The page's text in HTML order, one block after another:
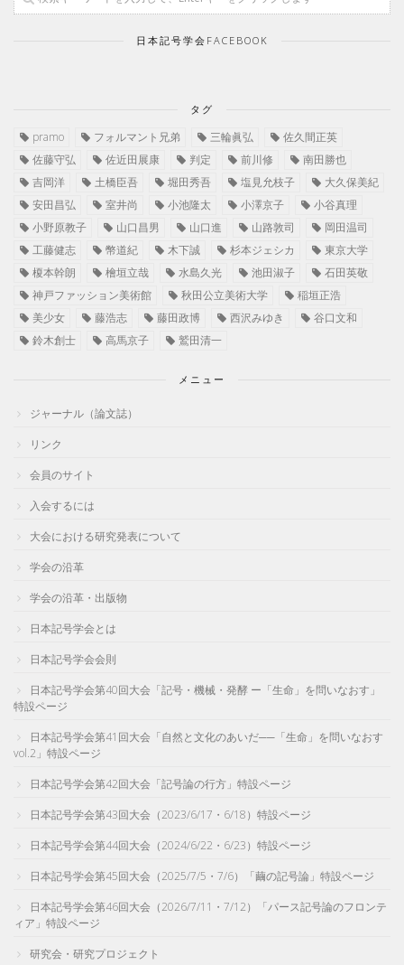
日本記号学会FACEBOOK
タグ
pramo フォルマント兄弟 三輪眞弘
佐久間正英
佐藤守弘
佐近田展康 判定 前川修
南田勝也
吉岡洋
土橋臣吾 堀田秀吾 塩見允枝子
大久保美紀
安田昌弘
室井尚 小池隆太 小澤京子
小谷真理
小野原教子
山口昌男 山口進 山路敦司
岡田温司
工藤健志
幣道紀 木下誠 杉本ジェシカ
東京大学
榎本幹朗
檜垣立哉 水島久光 池田淑子
石田英敬
神戸ファッション美術館
秋田公立美術大学
稲垣正浩
美少女
藤浩志 藤田政博 西沢みゆき
谷口文和
鈴木創士
高馬京子 鷲田清一
メニュー
ジャーナル（論文誌）
リンク
会員のサイト
入会するには
大会における研究発表について
学会の沿革
学会の沿革・出版物
日本記号学会とは
日本記号学会会則
日本記号学会第40回大会「記号・機械・発酵 ー「生命」を問いなおす」
特設ページ
日本記号学会第41回大会「自然と文化のあいだ──「生命」を問いなおす
vol.2」特設ページ
日本記号学会第42回大会「記号論の行方」特設ページ
日本記号学会第43回大会（2023/6/17・6/18）特設ページ
日本記号学会第44回大会（2024/6/22・6/23）特設ページ
日本記号学会第45回大会（2025/7/5・7/6）「繭の記号論」特設ページ
日本記号学会第46回大会（2026/7/11・7/12）「パース記号論のフロンテ
ィア」特設ページ
研究会・研究プロジェクト